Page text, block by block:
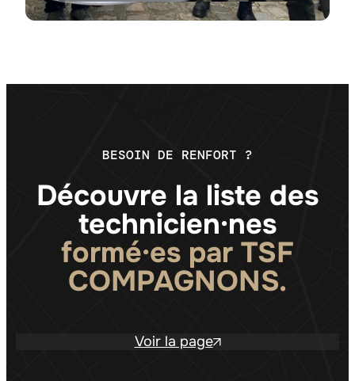
BESOIN DE RENFORT ?
Découvre la liste des
technicien·nes
formé·es par TSF
COMPAGNONS.
Voir la page